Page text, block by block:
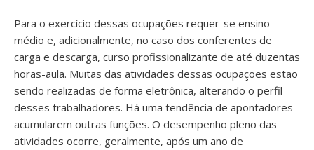
Para o exercício dessas ocupações requer-se ensino
médio e, adicionalmente, no caso dos conferentes de
carga e descarga, curso profissionalizante de até duzentas
horas-aula. Muitas das atividades dessas ocupações estão
sendo realizadas de forma eletrônica, alterando o perfil
desses trabalhadores. Há uma tendência de apontadores
acumularem outras funções. O desempenho pleno das
atividades ocorre, geralmente, após um ano de